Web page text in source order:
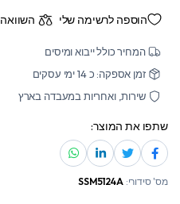
הוספה לרשימה שלי השוואה
המחיר כולל ייבוא ומיסים
זמן אספקה: כ 14 ימי עסקים
שירות, ואחריות במעבדה בארץ
שתפו את המוצר:
מס' סידורי: SSM5124A